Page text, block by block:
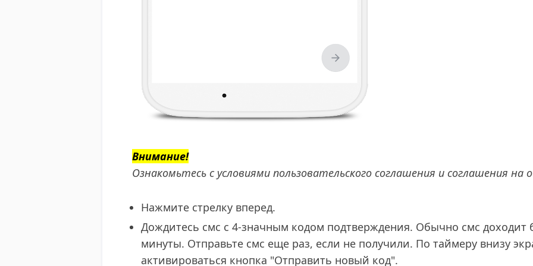
Внимание!
Ознакомьтесь с условиями пользовательского соглашения и соглашения на
Нажмите стрелку вперед.
​​Дождитесь смс с 4-значным кодом подтверждения. Обычно смс доходит
минуты. Отправьте смс еще раз, если не получили. По таймеру внизу
активироваться кнопка "Отправить новый код".